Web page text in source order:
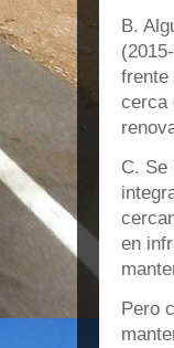
B.
frente
cerca
C. Se
en
Pero